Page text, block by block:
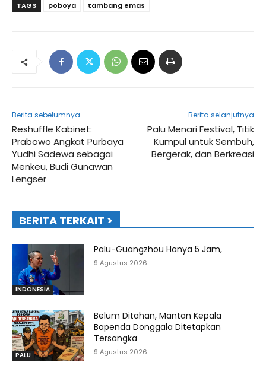
TAGS poboya tambang emas
Berita sebelumnya
Reshuffle Kabinet:
Prabowo Angkat Purbaya
Yudhi Sadewa sebagai
Menkeu, Budi Gunawan
Lengser
Berita selanjutnya
Palu Menari Festival, Titik
Kumpul untuk Sembuh,
Bergerak, dan Berkreasi
BERITA TERKAIT >
INDONESIA
Palu-Guangzhou Hanya 5 Jam,
9 Agustus 2026
PALU
Belum Ditahan, Mantan Kepala
Bapenda Donggala Ditetapkan
Tersangka
9 Agustus 2026